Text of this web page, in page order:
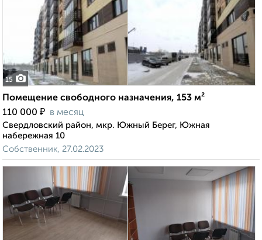
15
Помещение свободного назначения, 153 м²
110 000 ₽ в месяц
Свердловский район, мкр. Южный Берег, Южная
набережная 10
Собственник, 27.02.2023